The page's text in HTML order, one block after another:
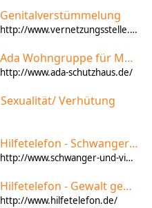
Genitalverstümmelung
http://www.vernetzungsstelle.de/?B703EF75B56FF53787519776CAEB7CF2
Ada Wohngruppe für Mädchen und junge Frauen
http://www.ada-schutzhaus.de/
Sexualität/ Verhütung
Hilfetelefon - Schwangere In Not
http://www.schwanger-und-viele-fragen.de
Hilfetelefon - Gewalt gegen Frauen
http://www.hilfetelefon.de/